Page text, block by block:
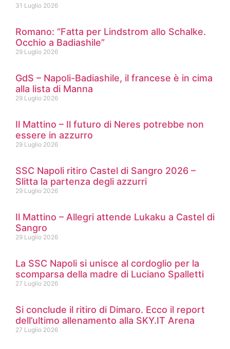
31 Luglio 2026
Romano: “Fatta per Lindstrom allo Schalke.
Occhio a Badiashile”
29 Luglio 2026
GdS – Napoli-Badiashile, il francese è in cima
alla lista di Manna
29 Luglio 2026
Il Mattino – Il futuro di Neres potrebbe non
essere in azzurro
29 Luglio 2026
SSC Napoli ritiro Castel di Sangro 2026 –
Slitta la partenza degli azzurri
29 Luglio 2026
Il Mattino – Allegri attende Lukaku a Castel di
Sangro
29 Luglio 2026
La SSC Napoli si unisce al cordoglio per la
scomparsa della madre di Luciano Spalletti
27 Luglio 2026
Si conclude il ritiro di Dimaro. Ecco il report
dell’ultimo allenamento alla SKY.IT Arena
27 Luglio 2026